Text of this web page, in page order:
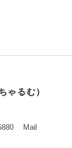
ゃるむ）
Mail